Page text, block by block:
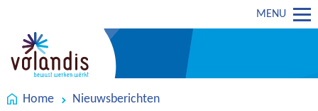
MENU
Home
Nieuwsberichten